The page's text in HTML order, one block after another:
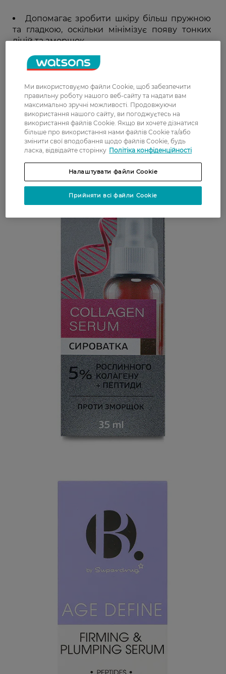
Допомагає зробити шкіру більш пружною
та гладкою, оскільки мінімізує появу тонких
ліній та зморшок.
Вирішує проблеми старіння, знебарвлення
та зволоження.
шкіру від шкідливого впливу
ультрафіолетових променів, бактерій, токсинів
та багато іншого.
Ми використовуємо файли Cookie, щоб забезпечити
правильну роботу нашого веб-сайту та надати вам
максимально зручні можливості. Продовжуючи
використання нашого сайту, ви погоджуєтесь на
використання файлів Cookie. Якщо ви хочете дізнатися
більше про використання нами файлів Cookie та/або
змінити свої вподобання щодо файлів Cookie, будь
ласка, відвідайте сторінку Політіка конфіденційності
Налаштувати файли Cookie
Прийняти всі файли Cookie